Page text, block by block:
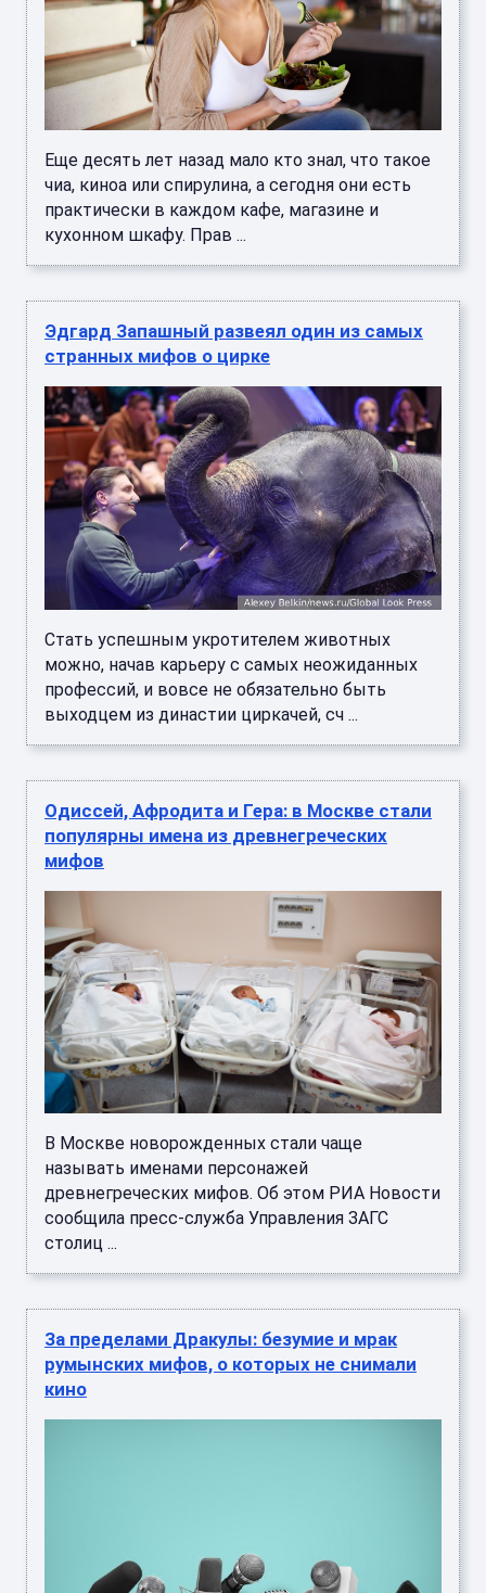
Еще десять лет назад мало кто знал, что такое
чиа, киноа или спирулина, а сегодня они есть
практически в каждом кафе, магазине и
кухонном шкафу. Прав ...
Эдгард Запашный развеял один из самых
странных мифов о цирке
Стать успешным укротителем животных
можно, начав карьеру с самых неожиданных
профессий, и вовсе не обязательно быть
выходцем из династии циркачей, сч ...
Одиссей, Афродита и Гера: в Москве стали
популярны имена из древнегреческих
мифов
В Москве новорожденных стали чаще
называть именами персонажей
древнегреческих мифов. Об этом РИА Новости
сообщила пресс-служба Управления ЗАГС
столиц ...
За пределами Дракулы: безумие и мрак
румынских мифов, о которых не снимали
кино